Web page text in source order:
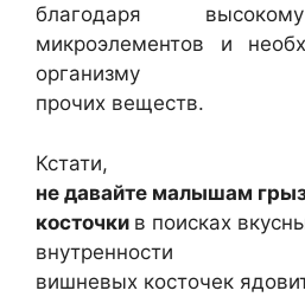
благодаря
микроэлементов и
организму
прочих веществ.
Кстати,
не давайте малышам
косточки в поисках
внутренности
вишневых косточек